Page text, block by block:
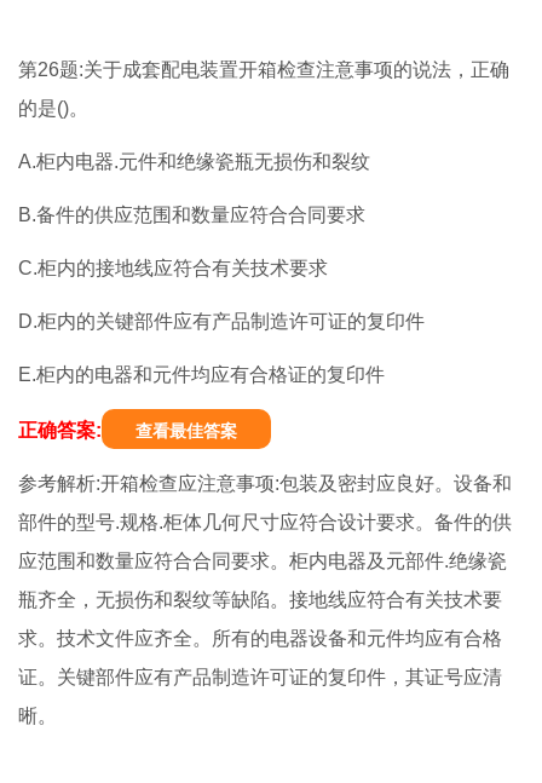
第26题:关于成套配电装置开箱检查注意事项的说法，正确
的是()。
A.柜内电器.元件和绝缘瓷瓶无损伤和裂纹
B.备件的供应范围和数量应符合合同要求
C.柜内的接地线应符合有关技术要求
D.柜内的关键部件应有产品制造许可证的复印件
E.柜内的电器和元件均应有合格证的复印件
正确答案: 查看最佳答案
参考解析:开箱检查应注意事项:包装及密封应良好。设备和
部件的型号.规格.柜体几何尺寸应符合设计要求。备件的供
应范围和数量应符合合同要求。柜内电器及元部件.绝缘瓷
瓶齐全，无损伤和裂纹等缺陷。接地线应符合有关技术要
求。技术文件应齐全。所有的电器设备和元件均应有合格
证。关键部件应有产品制造许可证的复印件，其证号应清
晰。